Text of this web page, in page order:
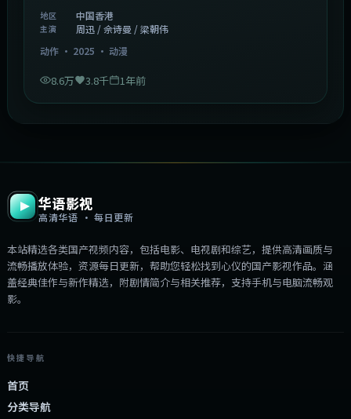
地区 中国香港
主演
周迅 / 佘诗曼 / 梁朝伟
动作· 2025 · 动漫
8.6万 3.8千 1年前
华语影视
高清华语 · 每日更新
本站精选各类国产视频内容，包括电影、电视剧和综艺，提供高清画质与
流畅播放体验，资源每日更新，帮助您轻松找到心仪的国产影视作品。涵
盖经典佳作与新作精选，附剧情简介与相关推荐，支持手机与电脑流畅观
影。
快捷导航
首页
分类导航